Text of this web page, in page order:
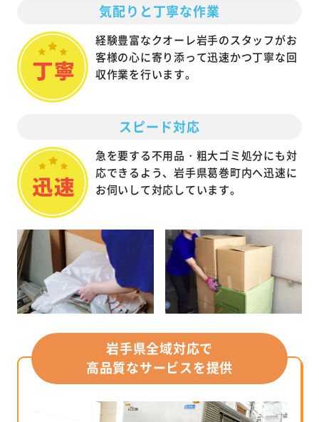
気配りと丁寧な作業
経験豊富なクオーレ岩手のスタッフがお
客様の心に寄り添って迅速かつ丁寧な回
収作業を行います。
スピード対応
急を要する不用品・粗大ゴミ処分にも対
応できるよう、岩手県葛巻町内へ迅速に
お伺いして対応しています。
岩手県全域対応で
高品質なサービスを提供